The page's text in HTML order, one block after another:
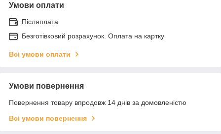
Умови оплати
Післяплата
Безготівковий розрахунок. Оплата на картку
Всі умови оплати
Умови повернення
Повернення товару впродовж 14 днів за домовленістю
Всі умови повернення